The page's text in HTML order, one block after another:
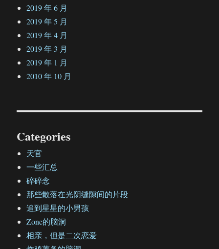
2019 年 6 月
2019 年 5 月
2019 年 4 月
2019 年 3 月
2019 年 1 月
2010 年 10 月
Categories
天官
一些汇总
碎碎念
那些散落在光阴缝隙间的片段
追到星星的小男孩
Zone的脑洞
相亲，但是二次恋爱